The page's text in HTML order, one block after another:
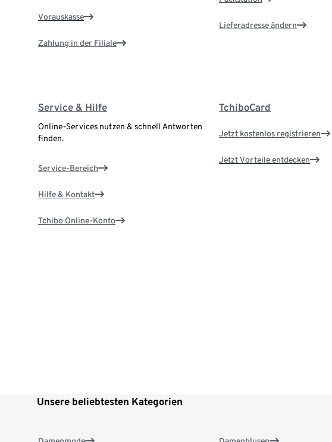
Vorauskasse
Zahlung in der Filiale
Lieferadresse ändern
Service & Hilfe
Online-Services nutzen & schnell Antworten
finden.
Service-Bereich
Hilfe & Kontakt
Tchibo Online-Konto
TchiboCard
Jetzt kostenlos registrieren
Jetzt Vorteile entdecken
Unsere beliebtesten Kategorien